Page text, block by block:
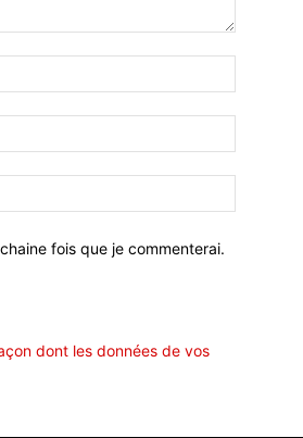
fois que je commenterai.
dont les données de vos